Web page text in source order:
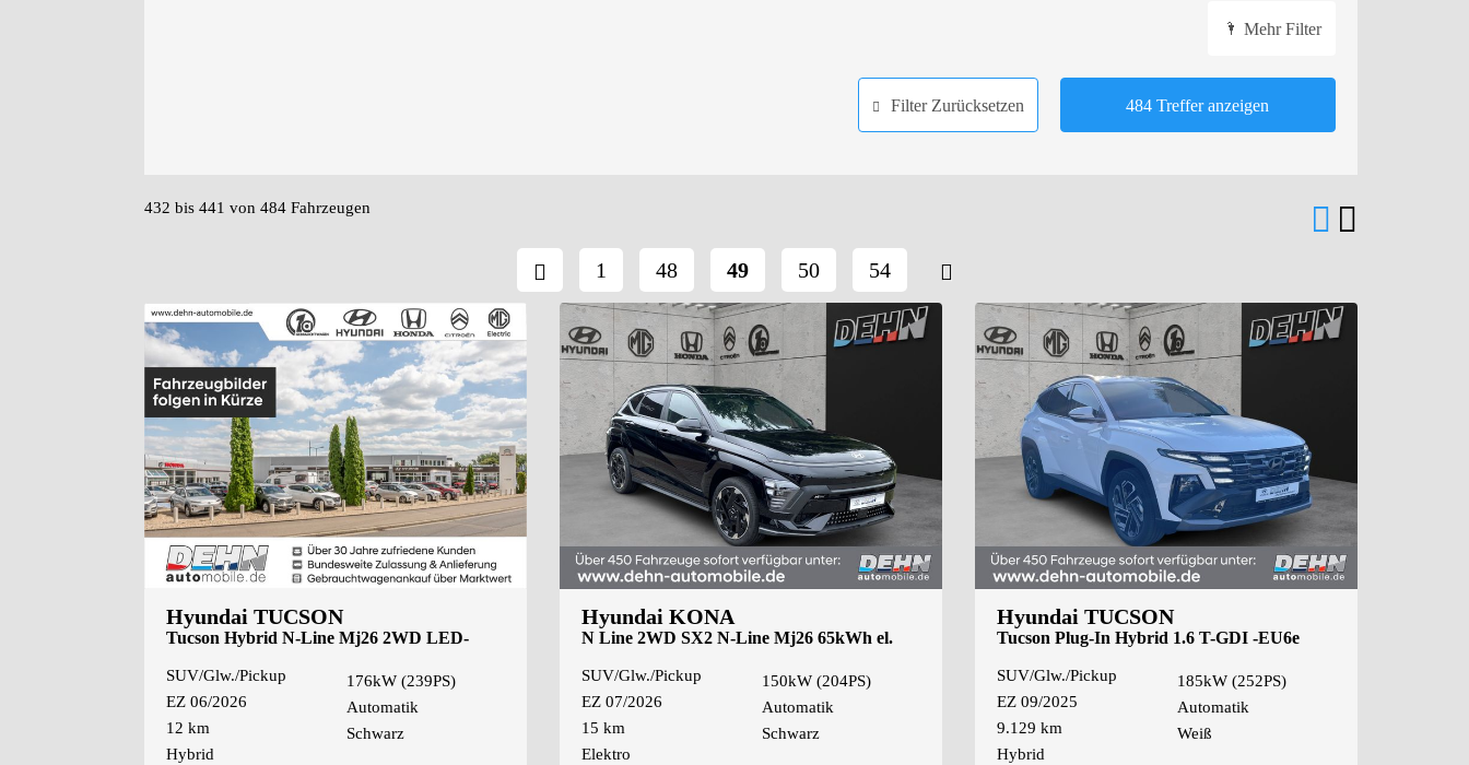
Mehr Filter
Filter Zurücksetzen
432 bis 441 von 484 Fahrzeugen
1 48 49 50 54
Hyundai TUCSON
Tucson Hybrid N-Line Mj26 2WD LED-
SUV/Glw./Pickup
EZ 06/2026
12 km
Hybrid
176kW (239PS)
Automatik
Schwarz
Hyundai KONA
N Line 2WD SX2 N-Line Mj26 65kWh el.
SUV/Glw./Pickup
EZ 07/2026
15 km
Elektro
150kW (204PS)
Automatik
Schwarz
Hyundai TUCSON
Tucson Plug-In Hybrid 1.6 T-GDI -EU6e
SUV/Glw./Pickup
EZ 09/2025
9.129 km
Hybrid
185kW (252PS)
Automatik
Weiß